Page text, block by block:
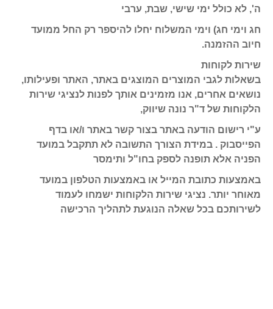
ה', לא כולל ימי שישי, שבת, ערבי
חג וימי חג) וימי המשלוח יחלו להיספר רק החל ממועד
חיוב ההזמנה.
שירות לקוחות
בשאלות לגבי המוצרים המוצגים באתר, האתר ופעילותו,
נושאים אחרים, אנו מזמינים אותך לפנות לנציגי שירות
הלקוחות של ד"ר נונה שיווק,
ע"י רישום הודעה באתר בצור קשר באתר ו/או בדף
הפייסבוק . במידת הצורך התשובה לא תתקבל במועד
הפניה אלא תופנה לספק בחו"ל ותימסר
באמצעות כתובת המייל או באמצעות הטלפון במועד
מאוחר יותר. נציגי שירות הלקוחות ישמחו לעמוד
לשירותכם בכל שאלה הנוגעת לתהליך הרכישה